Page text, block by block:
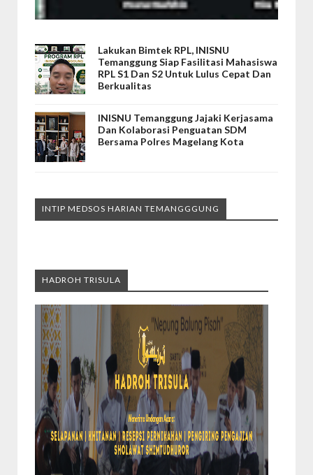
Lakukan Bimtek RPL, INISNU
Temanggung Siap Fasilitasi Mahasiswa
RPL S1 Dan S2 Untuk Lulus Cepat Dan
Berkualitas
INISNU Temanggung Jajaki Kerjasama
Dan Kolaborasi Penguatan SDM
Bersama Polres Magelang Kota
INTIP MEDSOS HARIAN TEMANGGGUNG
HADROH TRISULA